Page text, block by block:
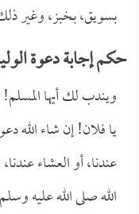
بسويق، بخبز، وغير
حكم إجابة دعوة
ويندب لك أيها
يا فلان! إن شاء الله
عندنا، أو العشاء
الله صلى الله عليه